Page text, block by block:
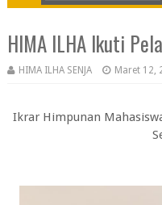
HIMA ILHA Ikuti
HIMA ILHA SENJA Maret 12,
Ikrar Himpunan